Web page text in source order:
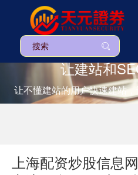
让建站和
让不懂建站的用户快速建站
上海配资炒股信息